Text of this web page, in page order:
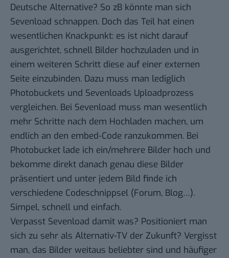
Deutsche Alternative? So zB könnte man sich
Sevenload schnappen. Doch das Teil hat einen
wesentlichen Knackpunkt: es ist nicht darauf
ausgerichtet, schnell Bilder hochzuladen und in
einem weiteren Schritt diese auf einer externen
Seite einzubinden. Dazu muss man lediglich
Photobuckets und Sevenloads Uploadprozess
vergleichen. Bei Sevenload muss man wesentlich
mehr Schritte nach dem Hochladen machen, um
endlich an den embed-Code ranzukommen. Bei
Photobucket lade ich ein/mehrere Bilder hoch und
bekomme direkt danach genau diese Bilder
präsentiert und unter jedem Bild finde ich
verschiedene Codeschnippsel (Forum, Blog…).
Simpel, schnell und einfach.
Verpasst Sevenload damit was? Positioniert man
sich zu sehr als Alternativ-TV der Zukunft? Vergisst
man, das Bilder weitaus beliebter sind und häufiger